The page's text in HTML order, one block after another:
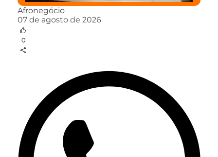
Afronegócio
07 de agosto de 2026
0